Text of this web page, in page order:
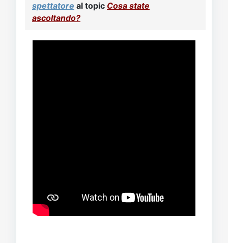
spettatore al topic Cosa state
ascoltando?